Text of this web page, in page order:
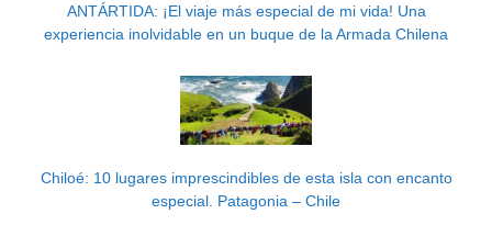
ANTÁRTIDA: ¡El viaje más especial de mi vida! Una
experiencia inolvidable en un buque de la Armada Chilena
Chiloé: 10 lugares imprescindibles de esta isla con encanto
especial. Patagonia – Chile